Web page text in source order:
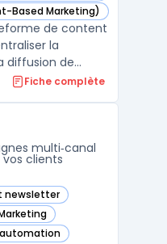
Based Marketing)
catégorie
de content
la
diffusion de
de réseaux de
question de
ré ...
Fiche complète
multi‑canal
clients
newsletter
catégorie
catégorie
catégorie